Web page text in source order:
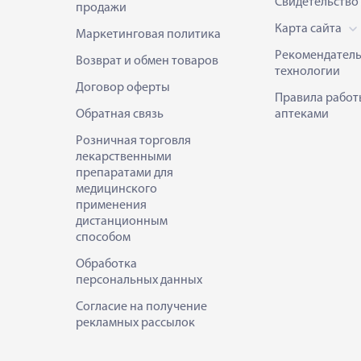
продажи
Маркетинговая политика
Возврат и обмен товаров
Договор оферты
Обратная связь
Розничная торговля
лекарственными
препаратами для
медицинского
применения
дистанционным
способом
Обработка
персональных данных
Согласие на получение
рекламных рассылок
Карта сайта
технологии
Правила
аптеками